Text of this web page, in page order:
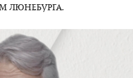
ЛЮНЕБУРГА.